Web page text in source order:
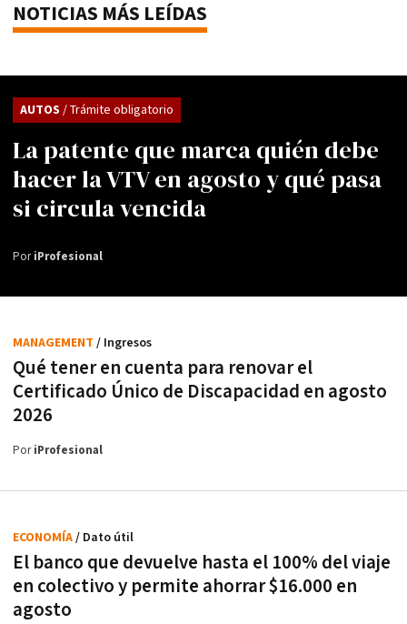
NOTICIAS MÁS LEÍDAS
La patente que marca quién debe
hacer la VTV en agosto y qué pasa
si circula vencida
AUTOS / Trámite obligatorio
PoriProfesional
Qué tener en cuenta para renovar el
Certificado Único de Discapacidad en agosto
2026
MANAGEMENT / Ingresos
PoriProfesional
El banco que devuelve hasta el 100% del viaje
en colectivo y permite ahorrar $16.000 en
agosto
ECONOMÍA/ Dato útil